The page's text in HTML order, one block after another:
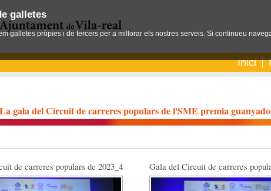
Inici
La gala del Circuit de carreres populars de l'SME premia
de carreres populars de 2023_4 Gala del Circuit de carreres
galletes
galletes pròpies i de tercers per a millorar els nostres serveis. Si continueu